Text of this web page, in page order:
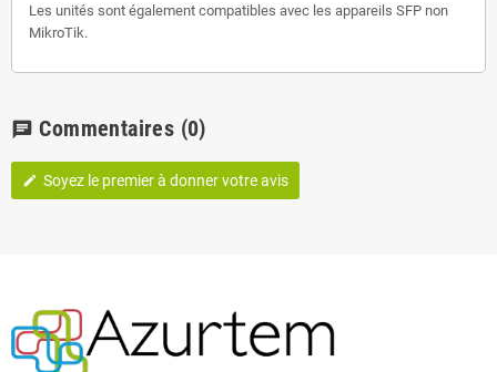
Les unités sont également compatibles avec les appareils SFP non
MikroTik.
chat Commentaires (0)
edit Soyez le premier à donner votre avis